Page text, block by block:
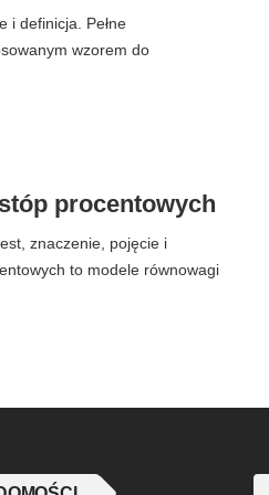
i definicja. Pełne
wzorem do
procentowych
znaczenie, pojęcie i
to modele równowagi